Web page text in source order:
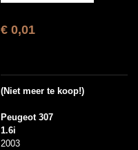
€ 0,01
(Niet meer te koop!)
Peugeot 307
1.6i
2003